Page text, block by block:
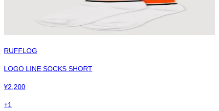
RUFFLOG
LOGO LINE SOCKS SHORT
¥2,200
+1